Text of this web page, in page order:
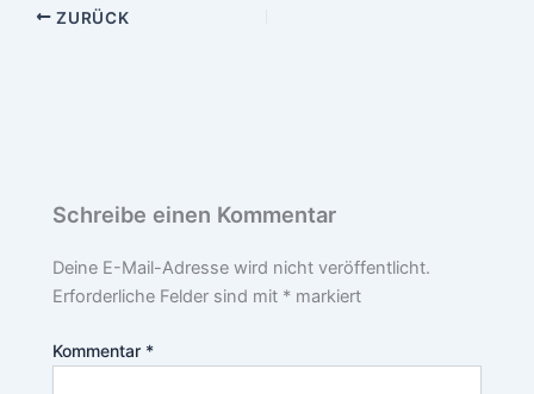
ZURÜCK
Schreibe einen Kommentar
Deine E-Mail-Adresse wird nicht veröffentlicht.
Erforderliche Felder sind mit * markiert
Kommentar *